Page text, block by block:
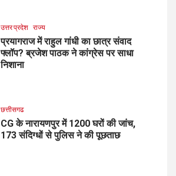
उत्तर प्रदेश राज्य
प्रयागराज में राहुल गांधी का छात्र संवाद
फ्लॉप? ब्रजेश पाठक ने कांग्रेस पर साधा
निशाना
छत्तीसगढ
CG के नारायणपुर में 1200 घरों की जांच,
173 संदिग्धों से पुलिस ने की पूछताछ